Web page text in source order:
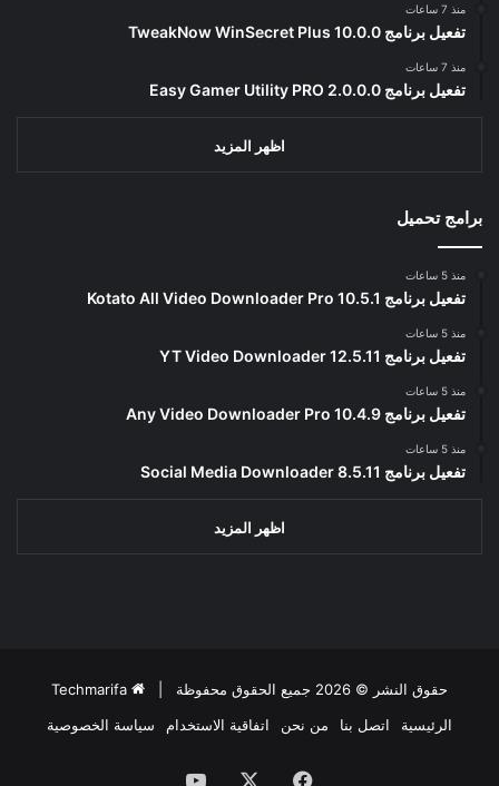
منذ 7 ساعات
تفعيل برنامج TweakNow WinSecret Plus 10.0.0
منذ 7 ساعات
تفعيل برنامج Easy Gamer Utility PRO 2.0.0.0
اظهر المزيد
برامج تحميل
منذ 5 ساعات
تفعيل برنامج Kotato All Video Downloader Pro 10.5.1
منذ 5 ساعات
تفعيل برنامج YT Video Downloader 12.5.11
منذ 5 ساعات
تفعيل برنامج Any Video Downloader Pro 10.4.9
منذ 5 ساعات
تفعيل برنامج Social Media Downloader 8.5.11
اظهر المزيد
حقوق النشر © 2026 جميع الحقوق محفوظة |
Techmarifa
الرئيسية
اتصل بنا من نحن اتفاقية الاستخدام سياسة الخصوصية
فيسبوك ‫YouTube